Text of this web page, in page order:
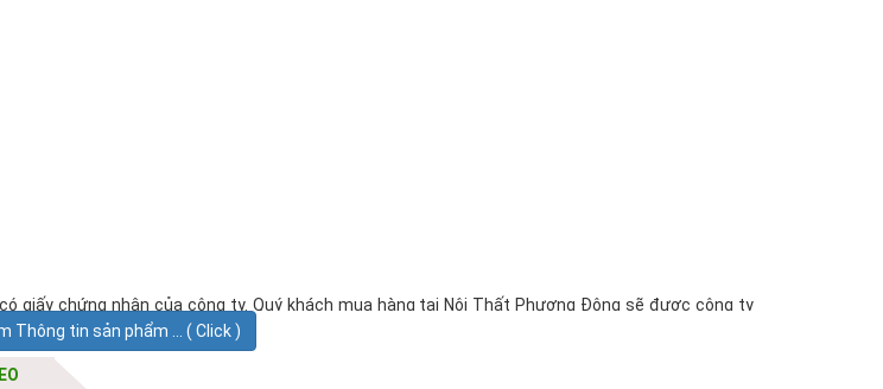
giấy chứng nhận của công ty. Quý khách mua hàng tại Nội Thất Phương Đông sẽ được công ty
tốt nhất.
Thông tin sản phẩm ... ( Click )